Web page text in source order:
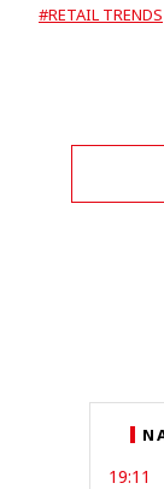
#RETAIL TRENDS
19:11